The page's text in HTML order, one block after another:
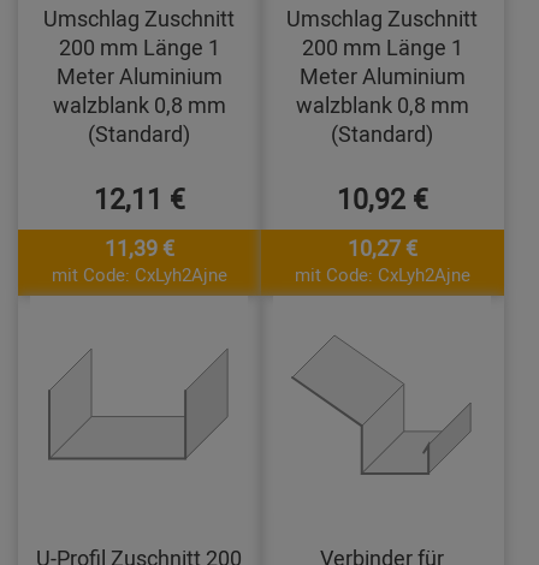
Umschlag Zuschnitt
200 mm Länge 1
Meter Aluminium
walzblank 0,8 mm
(Standard)
12,11 €
11,39 €
mit Code: CxLyh2Ajne
Umschlag Zuschnitt
200 mm Länge 1
Meter Aluminium
walzblank 0,8 mm
(Standard)
10,92 €
10,27 €
mit Code: CxLyh2Ajne
U-Profil Zuschnitt 200
Verbinder für